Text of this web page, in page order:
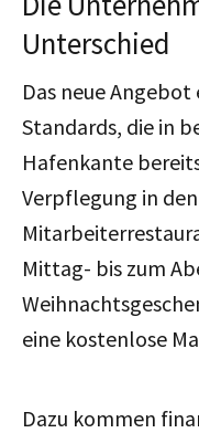
Unterschied
Das neue
Standards, die in
Hafenkante
Verpflegung in
Mittag- bis zum
eine kostenlose
Dazu kommen